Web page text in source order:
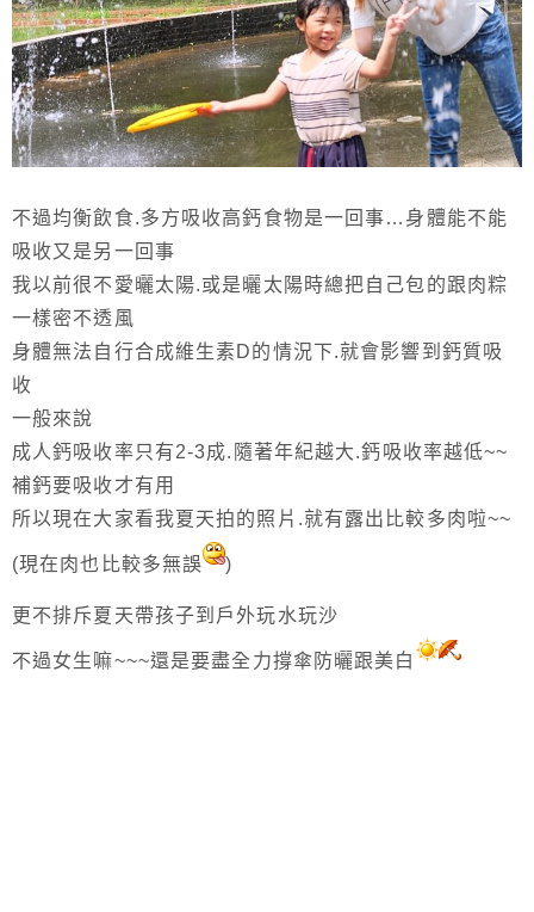
不過均衡飲食.多方吸收高鈣食物是一回事…身體能不能
吸收又是另一回事
我以前很不愛曬太陽.或是曬太陽時總把自己包的跟肉粽
一樣密不透風
身體無法自行合成維生素D的情況下.就會影響到鈣質吸
收
一般來說
成人鈣吸收率只有2-3成.隨著年紀越大.鈣吸收率越低~~
補鈣要吸收才有用
所以現在大家看我夏天拍的照片.就有露出比較多肉啦~~
(現在肉也比較多無誤 )
更不排斥夏天帶孩子到戶外玩水玩沙
不過女生嘛~~~還是要盡全力撐傘防曬跟美白